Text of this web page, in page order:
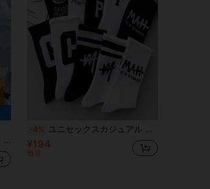
-4% ユニセックスカジュアル ミッドカーフソックス マルチパック 面白いカートゥーン プリント ブラック&ホワイト 秋
¥194
概算